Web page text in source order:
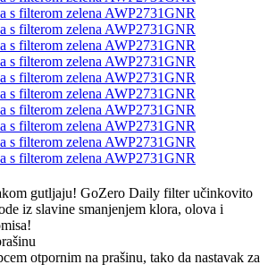
gutljaju! GoZero Daily filter učinkovito
iz slavine smanjenjem klora, olova i
otpornim na prašinu, tako da nastavak za